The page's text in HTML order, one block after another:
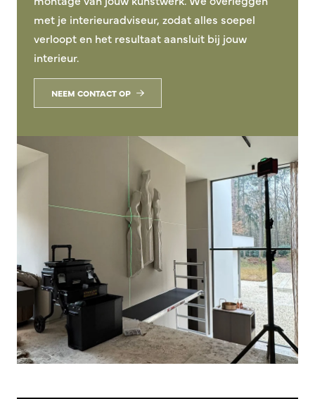
met je interieuradviseur, zodat alles soepel
verloopt en het resultaat aansluit bij jouw
interieur.
NEEM CONTACT OP